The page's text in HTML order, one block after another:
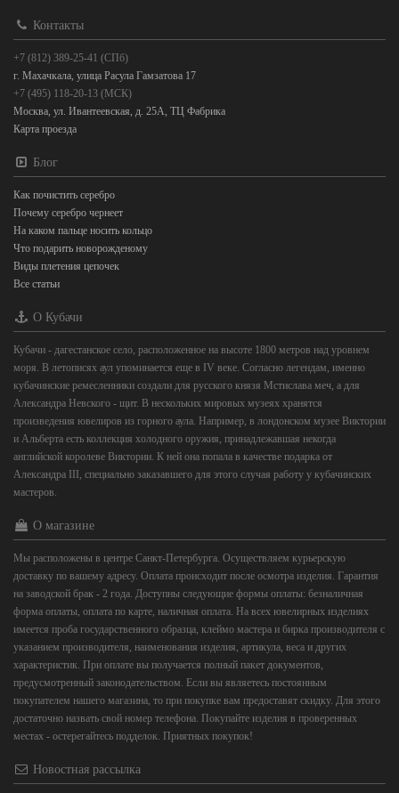
Контакты
+7 (812) 389-25-41 (СПб)
г. Махачкала, улица Расула Гамзатова 17
+7 (495) 118-20-13 (МСК)
Москва, ул. Ивантеевская, д. 25А, ТЦ Фабрика
Карта проезда
Блог
Как почистить серебро
Почему серебро чернеет
На каком пальце носить кольцо
Что подарить новорожденому
Виды плетения цепочек
Все статьи
О Кубачи
Кубачи - дагестанское село, расположенное на высоте 1800 метров над уровнем
моря. В летописях аул упоминается еще в IV веке. Согласно легендам, именно
кубачинские ремесленники создали для русского князя Мстислава меч, а для
Александра Невского - щит. В нескольких мировых музеях хранятся
произведения ювелиров из горного аула. Например, в лондонском музее Виктории
и Альберта есть коллекция холодного оружия, принадлежавшая некогда
английской королеве Виктории. К ней она попала в качестве подарка от
Александра III, специально заказавшего для этого случая работу у кубачинских
мастеров.
О магазине
Мы расположены в центре Санкт-Петербурга. Осуществляем курьерскую
доставку по вашему адресу. Оплата происходит после осмотра изделия. Гарантия
на заводской брак - 2 года. Доступны следующие формы оплаты: безналичная
форма оплаты, оплата по карте, наличная оплата. На всех ювелирных изделиях
имеется проба государственного образца, клеймо мастера и бирка производителя с
указанием производителя, наименования изделия, артикула, веса и других
характеристик. При оплате вы получается полный пакет документов,
предусмотренный законодательством. Если вы являетесь постоянным
покупателем нашего магазина, то при покупке вам предоставят скидку. Для этого
достаточно назвать свой номер телефона. Покупайте изделия в проверенных
местах - остерегайтесь подделок. Приятных покупок!
Новостная рассылка